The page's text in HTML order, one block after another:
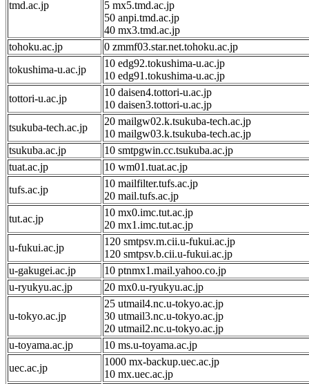
tmd.ac.jp
5 mx5.tmd.ac.jp
50 anpi.tmd.ac.jp
40 mx3.tmd.ac.jp
tohoku.ac.jp
0 zmmf03.star.net.tohoku.ac.jp
tokushima-u.ac.jp
10 edg92.tokushima-u.ac.jp
10 edg91.tokushima-u.ac.jp
tottori-u.ac.jp
10 daisen4.tottori-u.ac.jp
10 daisen3.tottori-u.ac.jp
tsukuba-tech.ac.jp
20 mailgw02.k.tsukuba-tech.ac.jp
10 mailgw03.k.tsukuba-tech.ac.jp
tsukuba.ac.jp
10 smtpgwin.cc.tsukuba.ac.jp
tuat.ac.jp
10 wm01.tuat.ac.jp
tufs.ac.jp
10 mailfilter.tufs.ac.jp
20 mail.tufs.ac.jp
tut.ac.jp
10 mx0.imc.tut.ac.jp
20 mx1.imc.tut.ac.jp
u-fukui.ac.jp
120 smtpsv.m.cii.u-fukui.ac.jp
120 smtpsv.b.cii.u-fukui.ac.jp
u-gakugei.ac.jp
10 ptnmx1.mail.yahoo.co.jp
u-ryukyu.ac.jp
20 mx0.u-ryukyu.ac.jp
u-tokyo.ac.jp
25 utmail4.nc.u-tokyo.ac.jp
30 utmail3.nc.u-tokyo.ac.jp
20 utmail2.nc.u-tokyo.ac.jp
u-toyama.ac.jp
10 ms.u-toyama.ac.jp
uec.ac.jp
1000 mx-backup.uec.ac.jp
10 mx.uec.ac.jp